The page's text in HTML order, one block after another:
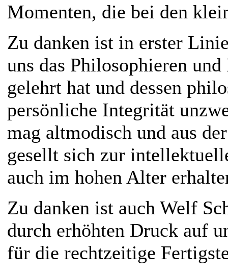
Momenten, die bei den
Zu danken ist in erster
uns das Philosophieren
gelehrt hat und dessen
persönliche Integrität
mag altmodisch und aus
gesellt sich zur
auch im hohen Alter
Zu danken ist auch Welf
durch erhöhten Druck auf
für die rechtzeitige